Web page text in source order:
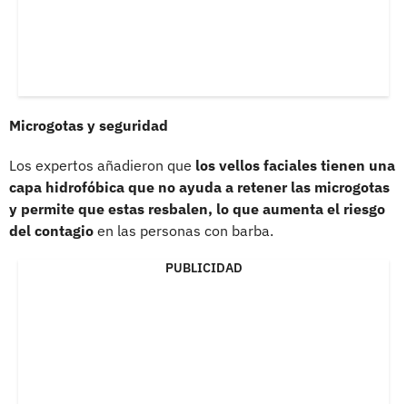
Microgotas y seguridad
Los expertos añadieron que los vellos faciales tienen una
capa hidrofóbica que no ayuda a retener las microgotas
y permite que estas resbalen, lo que aumenta el riesgo
del contagio en las personas con barba.
PUBLICIDAD